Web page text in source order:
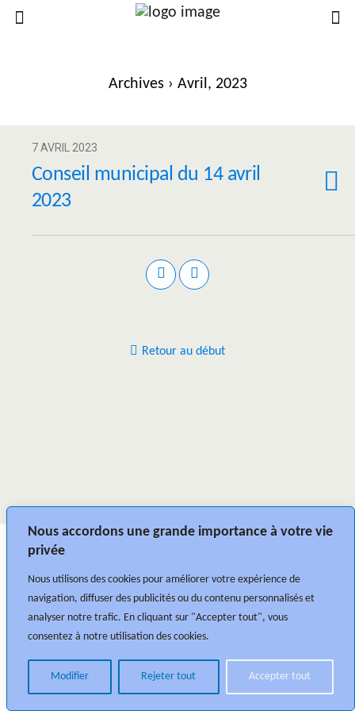
Nous accordons une grande importance à votre vie
privée
Nous utilisons des cookies pour améliorer votre expérience de
navigation, diffuser des publicités ou du contenu personnalisés et
analyser notre trafic. En cliquant sur "Accepter tout", vous
consentez à notre utilisation des cookies.
Modifier Rejeter tout Accepter tout
Archives › Avril, 2023
7 AVRIL 2023
Conseil municipal du 14 avril
2023
Retour au début